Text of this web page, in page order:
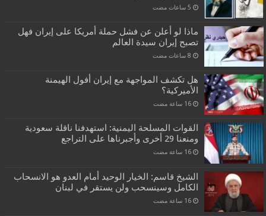
ماذا لو أعلن عن فشل حملة أمريكا على إيران فهل
تصبح إيران سيدة العالم
هل تكشف المواجهة مع إيران أفول الهيمنة
الأميركية؟
‏16 ساعة مضت
القوات المسلحة اليمنية: استهدفنا ناقلة سعودية
ومنعنا 29 أخرى وأجبرناها على التراجع
‏16 ساعة مضت
الشيخ قاسم: الخيار الوحيد أمام العدو هو الانسحاب
الكامل وسينسحب ولن يستقر في لبنان
‏16 ساعة مضت